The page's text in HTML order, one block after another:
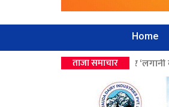
Home
ताजा समाचार
उपहार ‘लगानी बोर्डको सीईओ’ >>